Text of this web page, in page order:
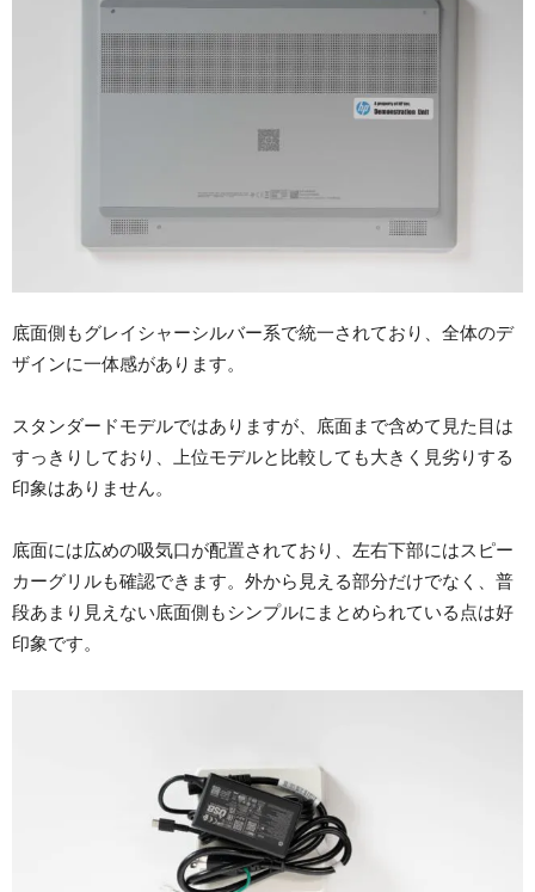
底面側もグレイシャーシルバー系で統一されており、全体のデ
ザインに一体感があります。
スタンダードモデルではありますが、底面まで含めて見た目は
すっきりしており、上位モデルと比較しても大きく見劣りする
印象はありません。
底面には広めの吸気口が配置されており、左右下部にはスピー
カーグリルも確認できます。外から見える部分だけでなく、普
段あまり見えない底面側もシンプルにまとめられている点は好
印象です。